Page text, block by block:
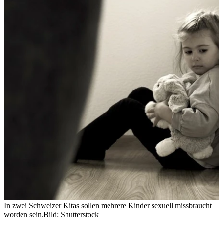
In zwei Schweizer Kitas sollen mehrere Kinder sexuell missbraucht
worden sein.Bild: Shutterstock